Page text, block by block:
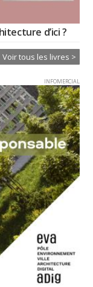
d’ici ?
Voir tous les livres >
INFOMERCIAL